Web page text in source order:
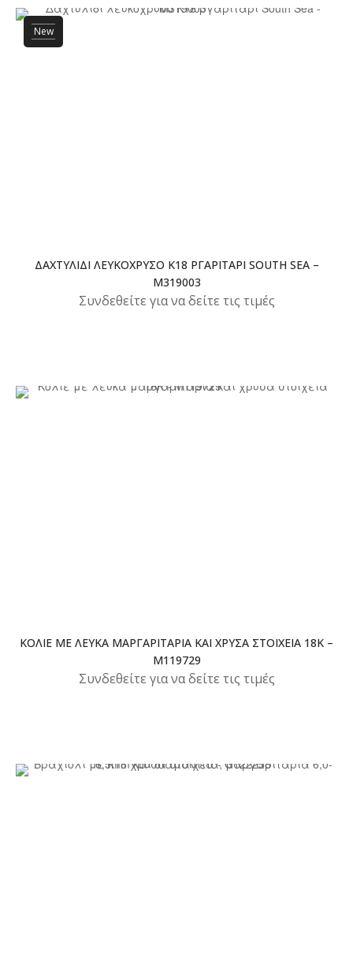
New
ΔΑΧΤΥΛΊΔΙ ΛΕΥΚΌΧΡΥΣΟ Κ18 ΡΓΑΡΙΤΆΡΙ SOUTH SEA –
M319003
Συνδεθείτε για να δείτε τις τιμές
ΚΟΛΙΈ ΜΕ ΛΕΥΚΆ ΜΑΡΓΑΡΙΤΆΡΙΑ ΚΑΙ ΧΡΥΣΆ ΣΤΟΙΧΕΊΑ 18K –
M119729
Συνδεθείτε για να δείτε τις τιμές